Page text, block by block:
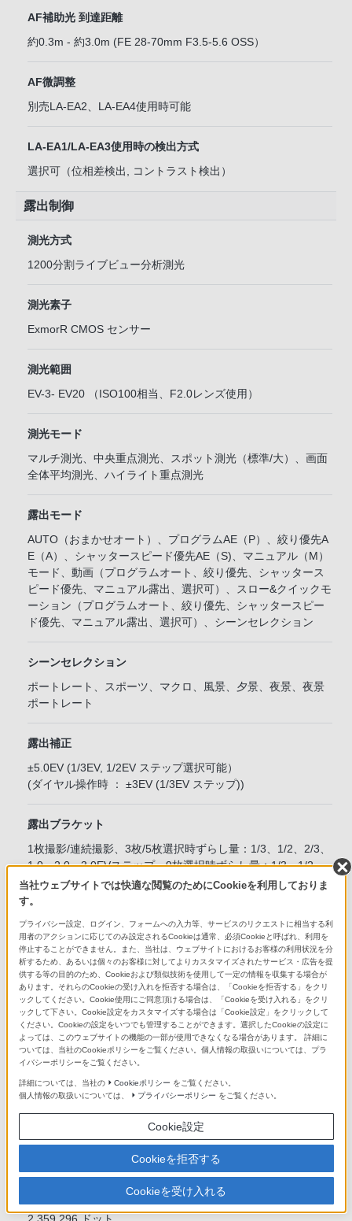
AF補助光 到達距離
約0.3m - 約3.0m (FE 28-70mm F3.5-5.6 OSS）
AF微調整
別売LA-EA2、LA-EA4使用時可能
LA-EA1/LA-EA3使用時の検出方式
選択可（位相差検出, コントラスト検出）
露出制御
測光方式
1200分割ライブビュー分析測光
測光素子
ExmorR CMOS センサー
測光範囲
EV-3- EV20 （ISO100相当、F2.0レンズ使用）
測光モード
マルチ測光、中央重点測光、スポット測光（標準/大）、画面
全体平均測光、ハイライト重点測光
露出モード
AUTO（おまかせオート）、プログラムAE（P）、絞り優先A
E（A）、シャッタースピード優先AE（S)、マニュアル（M）
モード、動画（プログラムオート、絞り優先、シャッタース
ピード優先、マニュアル露出、選択可）、スロー&クイックモ
ーション（プログラムオート、絞り優先、シャッタースピー
ド優先、マニュアル露出、選択可）、シーンセレクション
シーンセレクション
ポートレート、スポーツ、マクロ、風景、夕景、夜景、夜景
ポートレート
露出補正
±5.0EV (1/3EV, 1/2EV ステップ選択可能）
(ダイヤル操作時 ： ±3EV (1/3EV ステップ))
露出ブラケット
1枚撮影/連続撮影、3枚/5枚選択時ずらし量：1/3、1/2、2/3、
1.0、2.0、3.0EVステップ、9枚選択時ずらし量：1/3、1/2、
2/3、1.0EVステップ
AEロック
半押し時AEロック（オート、入、切 選択可）
ISO感度（推奨露光指数）
静止画撮影時：ISO100-51200(拡張：下限ISO50、上限ISO20
4800)、AUTO (ISO100-12800、上限/下限設定可能）
動画撮影時：ISO100-51200相当(拡張：上限ISO102400)、A
UTO（ISO100-12800相当、上限/下限設定可能）
ファインダー
1.3cm（0.5型）電子式ビューファインダー
当社ウェブサイトでは快適な閲覧のためにCookieを利用しておりま
す。
プライバシー設定、ログイン、フォームへの入力等、サービスのリクエストに相当する利
用者のアクションに応じてのみ設定されるCookieは通常、必須Cookieと呼ばれ、利用を
停止することができません。また、当社は、ウェブサイトにおけるお客様の利用状況を分
析するため、あるいは個々のお客様に対してよりカスタマイズされたサービス・広告を提
供する等の目的のため、Cookieおよび類似技術を使用して一定の情報を収集する場合が
あります。それらのCookieの受け入れを拒否する場合は、「Cookieを拒否する」をクリ
ックしてください。Cookie使用にご同意頂ける場合は、「Cookieを受け入れる」をクリ
ックして下さい。Cookie設定をカスタマイズする場合は「Cookie設定」をクリックして
ください。Cookieの設定をいつでも管理することができます。選択したCookieの設定に
よっては、このウェブサイトの機能の一部が使用できなくなる場合があります。 詳細に
ついては、当社のCookieポリシーをご覧ください。個人情報の取扱いについては、プラ
イバシーポリシーをご覧ください。
詳細については、当社の Cookieポリシー をご覧ください。
個人情報の取扱いについては、
プライバシーポリシー をご覧ください。
Cookie設定
Cookieを拒否する
Cookieを受け入れる